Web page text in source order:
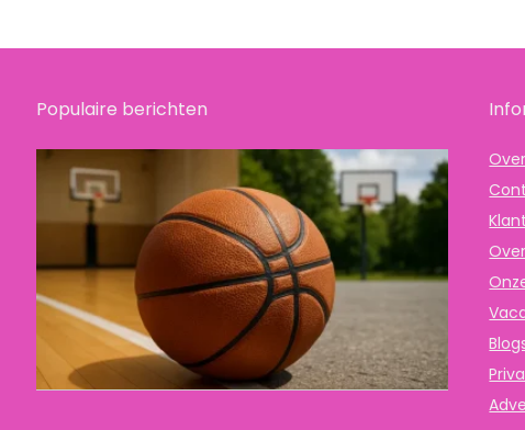
Populaire berichten